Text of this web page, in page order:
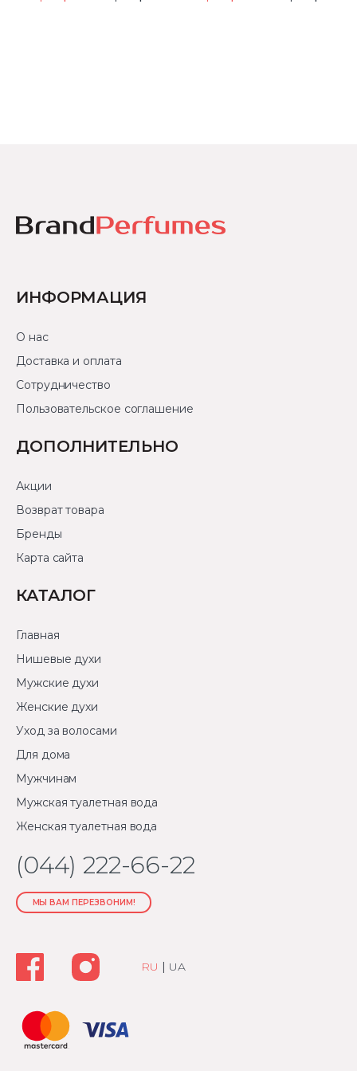
ИНФОРМАЦИЯ
О нас
Доставка и оплата
Сотрудничество
Пользовательское соглашение
ДОПОЛНИТЕЛЬНО
Акции
Возврат товара
Бренды
Карта сайта
КАТАЛОГ
Главная
Нишевые духи
Мужские духи
Женские духи
Уход за волосами
Для дома
Мужчинам
Мужская туалетная вода
Женская туалетная вода
(044) 222-66-22
МЫ ВАМ ПЕРЕЗВОНИМ!
RU | UA